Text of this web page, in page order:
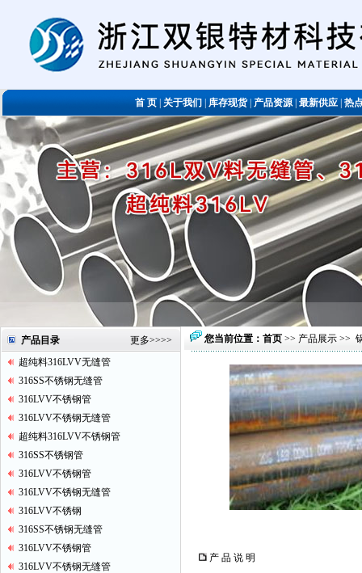
首 页关于我们库存现货|产品资源|最新供应|热
产品目录 更多>>>>
超纯料316LVV无缝管
316SS不锈钢无缝管
316LVV不锈钢管
316LVV不锈钢无缝管
超纯料316LVV不锈钢管
316SS不锈钢管
316LVV不锈钢管
316LVV不锈钢无缝管
316LVV不锈钢
316SS不锈钢无缝管
316LVV不锈钢管
316LVV不锈钢无缝管
您当前位置： 首页 >> 产品展示 >>
产 品 说 明